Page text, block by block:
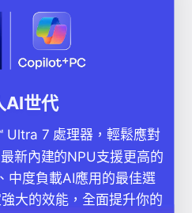
AI世代
7 處理器，輕鬆應對
新內建的NPU支援更高的
中度負載AI應用的最佳選
大的效能，全面提升你的